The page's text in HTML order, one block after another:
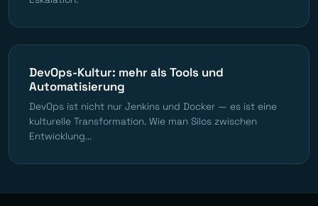
DevOps-Kultur: mehr als Tools und
Automatisierung
DevOps ist nicht nur Jenkins und Docker — es ist eine
kulturelle Transformation. Wie man Silos zwischen
Entwicklung...